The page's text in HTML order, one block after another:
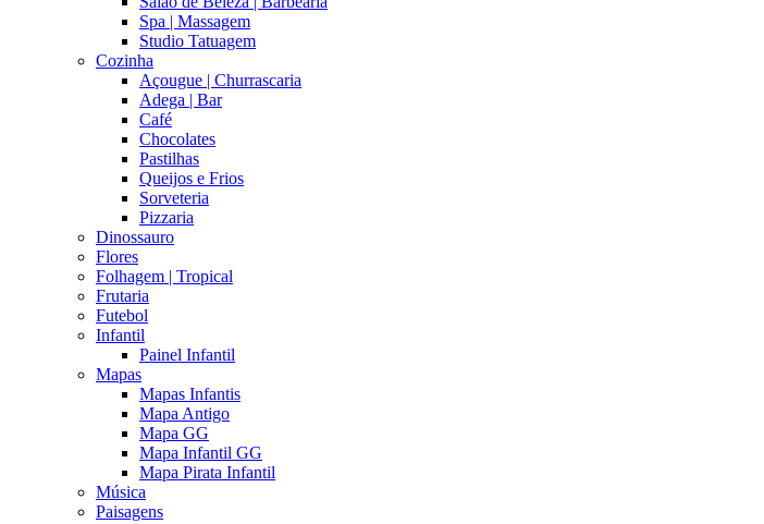
Spa | Massagem
Studio Tatuagem
Cozinha
Açougue | Churrascaria
Adega | Bar
Café
Chocolates
Pastilhas
Queijos e Frios
Sorveteria
Pizzaria
Dinossauro
Flores
Folhagem | Tropical
Frutaria
Futebol
Infantil
Painel Infantil
Mapas
Mapas Infantis
Mapa Antigo
Mapa GG
Mapa Infantil GG
Mapa Pirata Infantil
Música
Paisagens